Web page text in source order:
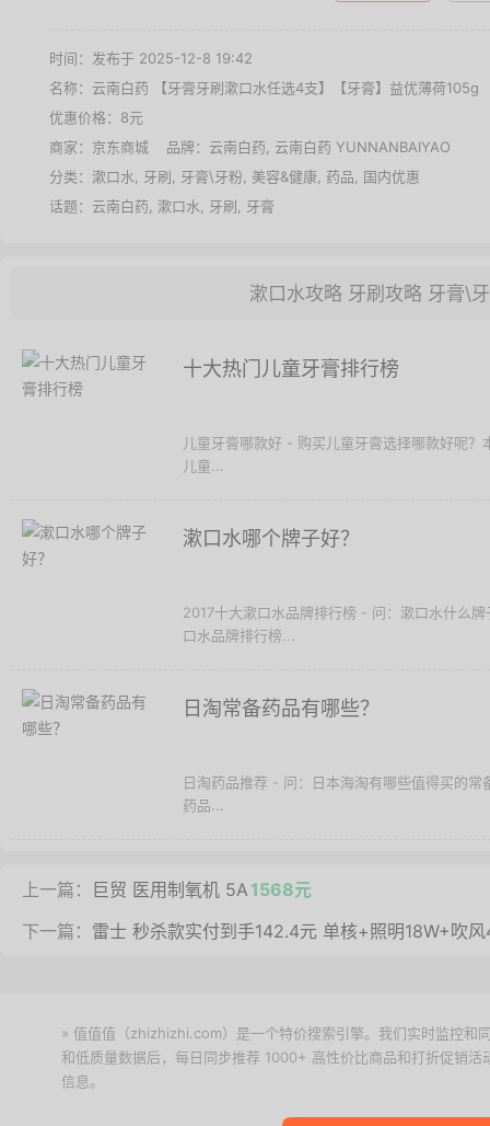
时间：发布于 2025-12-8 19:42
名称： 云南白药 【牙膏牙刷漱口水任选4支】【牙膏】益优薄荷105g
优惠价格： 8元
商家： 京东商城 品牌： 云南白药
云南白药 YUNNANBAIYAO
分类： 漱口水 牙刷 牙膏\牙粉 美容&健康 药品
国内优惠
话题： 云南白药 漱口水 牙刷 牙膏
漱口水攻略 牙刷攻略 牙膏\
十大热门儿童牙膏排行榜
儿童牙膏哪款好 - 购买儿童牙膏选择哪款好呢
儿童...
漱口水哪个牌子好？
2017十大漱口水品牌排行榜 - 问：漱口水什么
口水品牌排行榜...
日淘常备药品有哪些？
日淘药品推荐 - 问：日本海淘有哪些值得买的
药品...
上一篇： 巨贸 医用制氧机 5A 1568元
下一篇： 雷士 秒杀款实付到手142.4元 单核+照明18W+吹
» 值值值（zhizhizhi.com）是一个特价搜索引擎。我们实时监控和
和低质量数据后，每日同步推荐 1000+ 高性价比商品和打折促销
信息。